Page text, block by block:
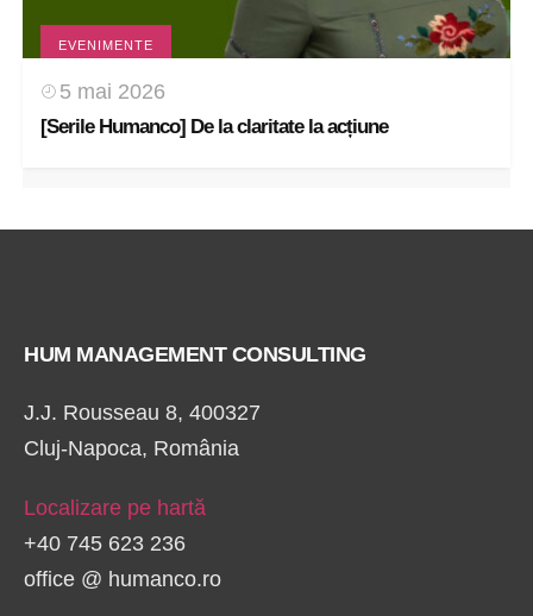
EVENIMENTE
5 mai 2026
[Serile Humanco] De la claritate la acțiune
HUM MANAGEMENT CONSULTING
J.J. Rousseau 8, 400327
Cluj-Napoca, România
Localizare pe hartă
+40 745 623 236
office @ humanco.ro